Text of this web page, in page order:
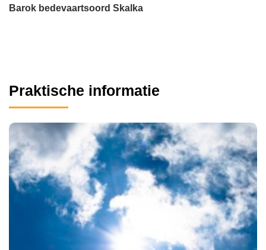
Barok bedevaartsoord Skalka
Praktische informatie